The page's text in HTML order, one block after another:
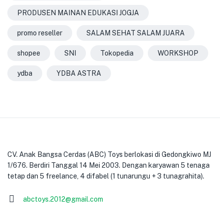
PRODUSEN MAINAN EDUKASI JOGJA
promo reseller SALAM SEHAT SALAM JUARA
shopee SNI Tokopedia WORKSHOP
ydba YDBA ASTRA
CV. Anak Bangsa Cerdas (ABC) Toys berlokasi di Gedongkiwo MJ
1/676. Berdiri Tanggal 14 Mei 2003. Dengan karyawan 5 tenaga
tetap dan 5 freelance, 4 difabel (1 tunarungu + 3 tunagrahita).
abctoys.2012@gmail.com